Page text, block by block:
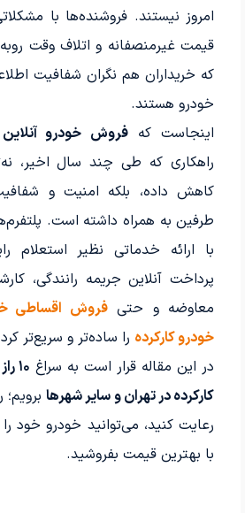
امروز نیستند. فروشنده‌ها با
قیمت غیرمنصفانه و اتلاف وقت
که خریداران هم نگران شفافیت
خودرو هستند.
اینجاست کهفروش خودرو آنلاین
راهکاری که طی چند سال اخیر،
کاهش داده، بلکه امنیت و
طرفین به همراه داشته است.
با ارائه خدماتی نظیر استعلام
پرداخت آنلاین جریمه رانندگی،
معاوضه و حتیفروش اقساطی
خودرو کارکرده را ساده‌تر و سریع‌تر
در این مقاله قرار است به سراغ
کارکرده در تهران و سایر شهرهابرویم؛
رعایت کنید، می‌توانید خودرو خود
با بهترین قیمت بفروشید.